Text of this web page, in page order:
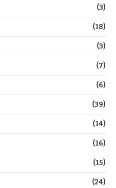
(3)
(18)
(3)
(7)
(6)
(39)
(14)
(16)
(15)
(24)